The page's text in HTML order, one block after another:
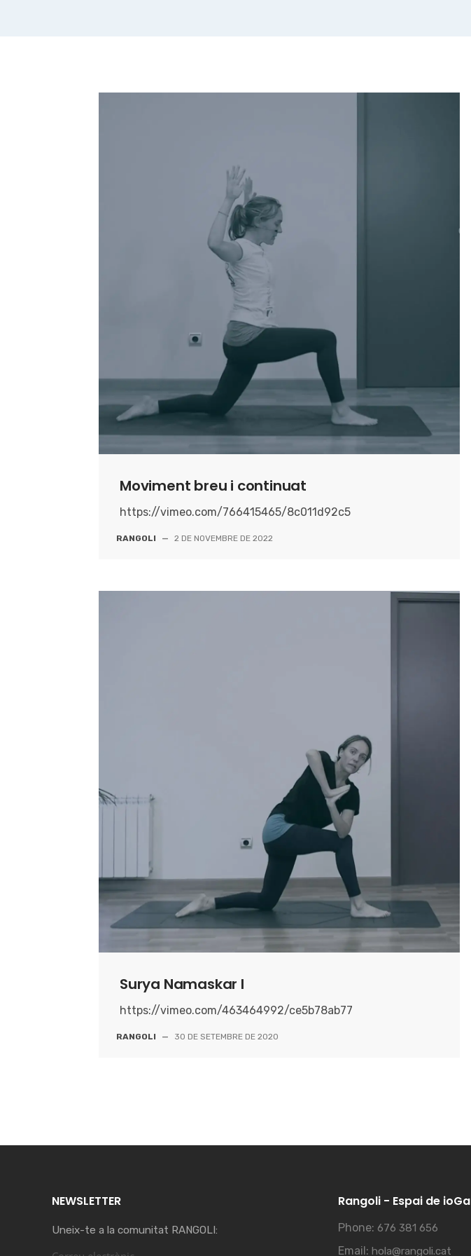
Moviment breu i continuat
https://vimeo.com/766415465/8c011d92c5
RANGOLI — 2 DE NOVEMBRE DE 2022
Surya Namaskar I
https://vimeo.com/463464992/ce5b78ab77
RANGOLI — 30 DE SETEMBRE DE 2020
NEWSLETTER
Uneix-te a la comunitat RANGOLI:
Rangoli - Espai de ioGa
Phone: 676 381 656
Email: hola@rangoli.cat